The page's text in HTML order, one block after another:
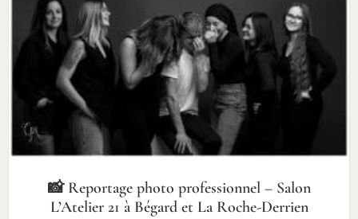
📸 Reportage photo professionnel – Salon
L’Atelier 21 à Bégard et La Roche-Derrien